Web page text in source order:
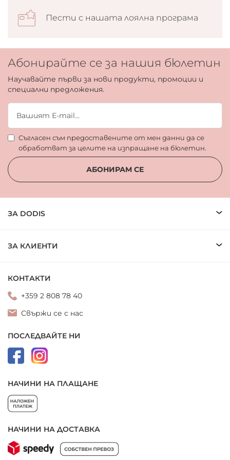
Пести с нашата лоялна програма
Абонирайте се за нашия бюлетин
Научавайте първи за нови продукти, промоции и
специални предложения.
Съгласен съм предоставените от мен данни да се
обработват за целите на изпращане на бюлетин.
АБОНИРАМ СЕ
ЗА DODIS
ЗА КЛИЕНТИ
КОНТАКТИ
+359 2 808 78 40
Свържи се с нас
ПОСЛЕДВАЙТЕ НИ
НАЧИНИ НА ПЛАЩАНЕ
НАЧИНИ НА ДОСТАВКА